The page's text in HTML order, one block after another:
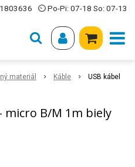
⏲ Po-Pi: 07-18 So: 07-13
materiál Káble
USB kábel
micro B/M 1m biely